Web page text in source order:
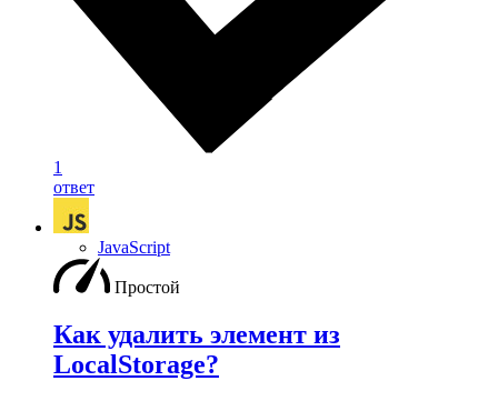
1
ответ
JavaScript
Простой
Как удалить элемент из
LocalStorage?